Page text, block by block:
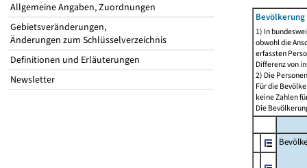
Allgemeine Angaben, Zuordnungen
Gebietsveränderungen,
Änderungen zum Schlüsselverzeichnis
Definitionen und Erläuterungen
Newsletter
1) In
obwohl die
erfassten
Differenz von
2) Die
Für die
keine Zahlen
Die